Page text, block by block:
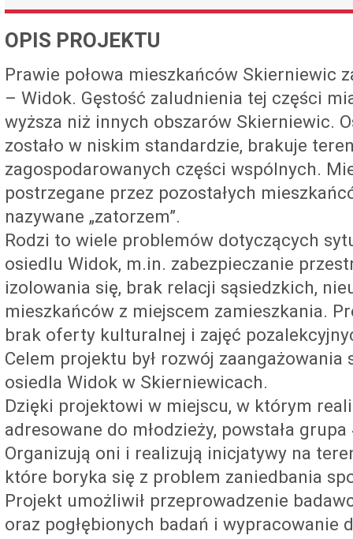
OPIS PROJEKTU
Prawie połowa mieszkańców Skierniewic
– Widok. Gęstość zaludnienia tej części
wyższa niż innych obszarów Skierniewic.
zostało w niskim standardzie, brakuje
zagospodarowanych części wspólnych.
postrzegane przez pozostałych
nazywane „zatorzem”.
Rodzi to wiele problemów dotyczących
osiedlu Widok, m.in. zabezpieczanie
izolowania się, brak relacji sąsiedzkich,
mieszkańców z miejscem zamieszkania.
brak oferty kulturalnej i zajęć
Celem projektu był rozwój zaangażowania
osiedla Widok w Skierniewicach.
Dzięki projektowi w miejscu, w którym
adresowane do młodzieży, powstała
Organizują oni i realizują inicjatywy na
które boryka się z problem zaniedbania
Projekt umożliwił przeprowadzenie
oraz pogłębionych badań i wypracowanie